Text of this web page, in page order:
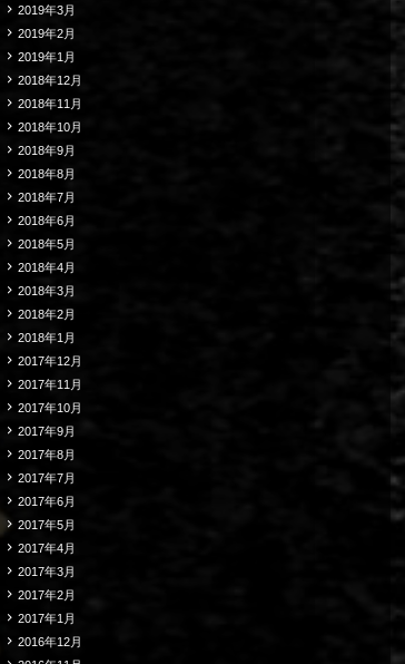
2019年3月
2019年2月
2019年1月
2018年12月
2018年11月
2018年10月
2018年9月
2018年8月
2018年7月
2018年6月
2018年5月
2018年4月
2018年3月
2018年2月
2018年1月
2017年12月
2017年11月
2017年10月
2017年9月
2017年8月
2017年7月
2017年6月
2017年5月
2017年4月
2017年3月
2017年2月
2017年1月
2016年12月